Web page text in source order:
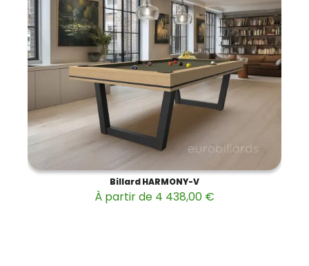
Billard HARMONY-V
À partir de 4 438,00 €